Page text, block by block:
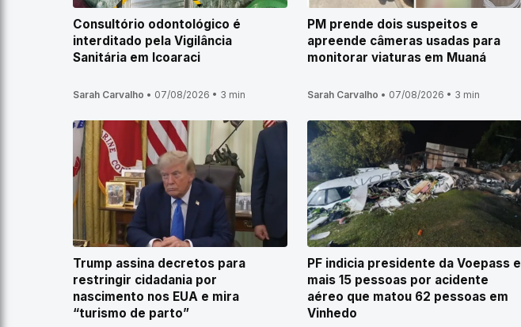
Consultório odontológico é
interditado pela Vigilância
Sanitária em Icoaraci
Sarah Carvalho • 07/08/2026 • 3 min
PM prende dois suspeitos e
apreende câmeras usadas para
monitorar viaturas em Muaná
Sarah Carvalho • 07/08/2026 • 3 min
Trump assina decretos para
restringir cidadania por
nascimento nos EUA e mira
“turismo de parto”
PF indicia presidente da Voepass e
mais 15 pessoas por acidente
aéreo que matou 62 pessoas em
Vinhedo